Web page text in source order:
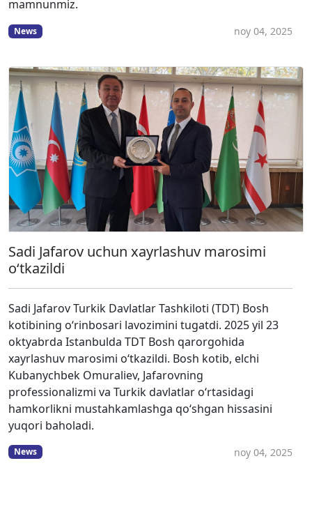
mamnunmiz.
News noy 04, 2025
Sadi Jafarov uchun xayrlashuv marosimi
o‘tkazildi
Sadi Jafarov Turkik Davlatlar Tashkiloti (TDT) Bosh
kotibining o‘rinbosari lavozimini tugatdi. 2025 yil 23
oktyabrda Istanbulda TDT Bosh qarorgohida
xayrlashuv marosimi o‘tkazildi. Bosh kotib, elchi
Kubanychbek Omuraliev, Jafarovning
professionalizmi va Turkik davlatlar o‘rtasidagi
hamkorlikni mustahkamlashga qo‘shgan hissasini
yuqori baholadi.
News noy 04, 2025